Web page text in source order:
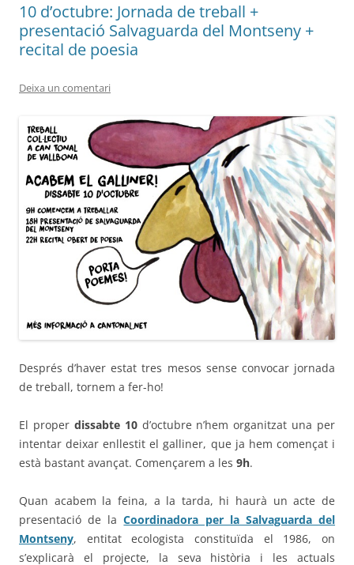
10 d’octubre: Jornada de treball +
presentació Salvaguarda del Montseny +
recital de poesia
Deixa un comentari
Després d’haver estat tres mesos sense convocar jornada
de treball, tornem a fer-ho!
El proper dissabte 10d’octubre n’hem organitzat una per
intentar deixar enllestit el galliner, que ja hem començat i
està bastant avançat. Començarem a les 9h.
Quan acabem la feina, a la tarda, hi haurà un acte de
presentació de laCoordinadora per la Salvaguarda del
Montseny, entitat ecologista constituïda el 1986, on
s’explicarà el projecte, la seva història i les actuals